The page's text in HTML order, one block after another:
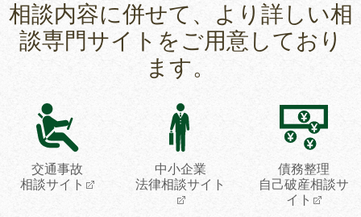
相談内容に併せて、より詳しい相
談専門サイトをご用意しており
ます。
交通事故
相談サイト
中小企業
法律相談サイト
債務整理
自己破産相談サ
イト